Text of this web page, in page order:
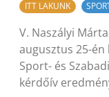
ITT LAKUNK
V. Naszályi
augusztus 25-én
Sport- és
kérdőív